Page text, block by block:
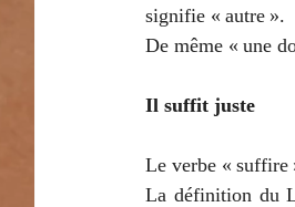
signifie « autre ».
De même « une
Il suffit juste
Le verbe «
La définition du